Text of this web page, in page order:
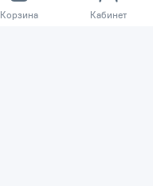
Корзина Кабинет